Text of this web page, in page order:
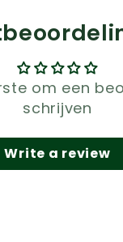
om een
schrijven
Write a review